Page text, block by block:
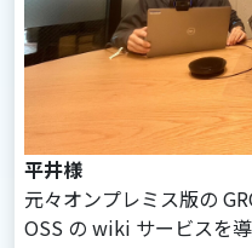
平井様
元々オンプレミス版の
OSS の wiki サービスを導